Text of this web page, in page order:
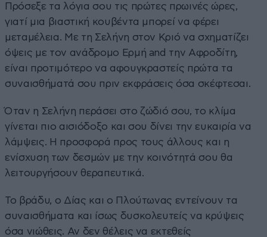
Πρόσεξε τα λόγια σου τις πρώτες πρωινές ώρες,
γιατί μια βιαστική κουβέντα μπορεί να φέρει
μεταμέλεια. Με τη Σελήνη στον Κριό να σχηματίζει
όψεις με τον ανάδρομο Ερμή and την Αφροδίτη,
είναι προτιμότερο να αφουγκραστείς πρώτα τα
συναισθήματά σου πριν εκφράσεις όσα σκέφτεσαι.
Όταν η Σελήνη περάσει στο ζώδιό σου, το κλίμα
γίνεται πιο αισιόδοξο και σου δίνει την ευκαιρία να
λάμψεις. Η προσφορά προς τους άλλους και η
ενίσχυση των δεσμών με την κοινότητά σου θα
λειτουργήσουν θεραπευτικά.
Το βράδυ, ο Δίας και ο Πλούτωνας εντείνουν τα
συναισθήματα και ίσως δυσκολευτείς να κρύψεις
όσα νιώθεις. Αν δεν θέλεις να εκτεθείς